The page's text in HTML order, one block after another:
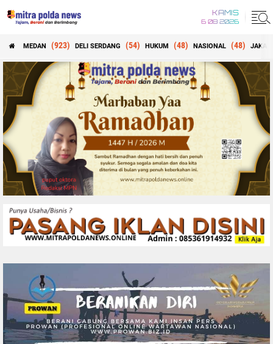
KAMIS
6 08 2026
MEDAN (923) DELI SERDANG (54) HUKUM (48) NASIONAL (48)